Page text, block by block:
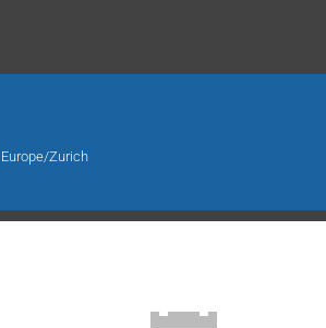
Europe/Zurich